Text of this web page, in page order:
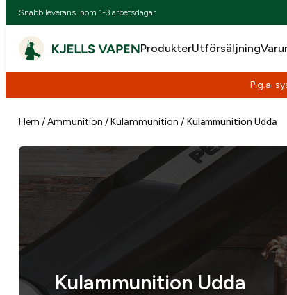
Snabb leverans inom 1-3 arbetsdagar
ProdukterUtförsäljning
P.g.a.
Hem /Ammunition /Kulammunition / Kulammunition Udda
Kulammunition Udda